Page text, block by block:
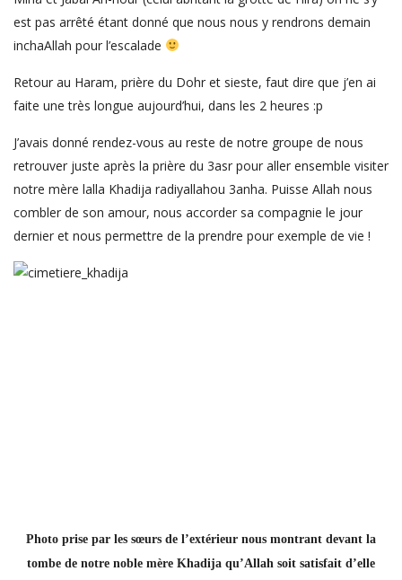
est pas arrêté étant donné que nous nous y rendrons demain
inchaAllah pour l’escalade
Retour au Haram, prière du Dohr et sieste, faut dire que j’en ai
faite une très longue aujourd’hui, dans les 2 heures :p
J’avais donné rendez-vous au reste de notre groupe de nous
retrouver juste après la prière du 3asr pour aller ensemble visiter
notre mère lalla Khadija radiyallahou 3anha. Puisse Allah nous
combler de son amour, nous accorder sa compagnie le jour
dernier et nous permettre de la prendre pour exemple de vie !
Photo prise par les sœurs de l’extérieur nous montrant devant la
tombe de notre noble mère Khadija qu’Allah soit satisfait d’elle